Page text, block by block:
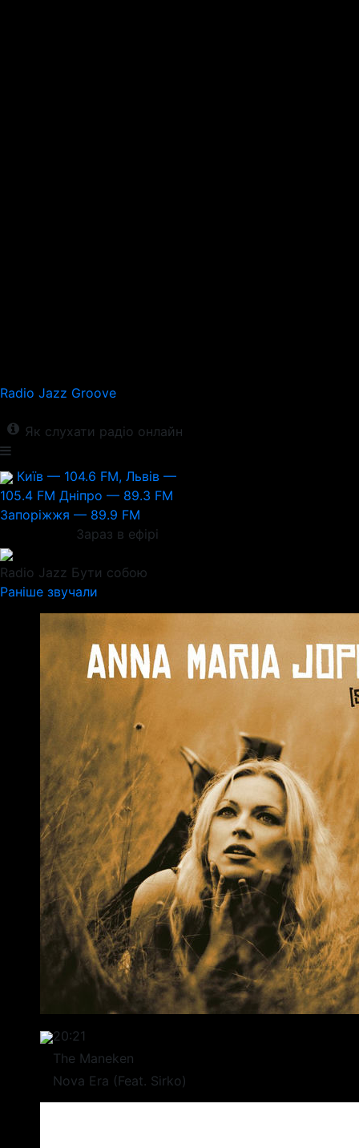
Radio Jazz Groove
Як слухати радіо онлайн
Київ — 104.6 FM, Львів —
105.4 FM Дніпро — 89.3 FM
Запоріжжя — 89.9 FM
Зараз в ефірі
Radio Jazz Бути собою
Раніше звучали
20:21
The Maneken
Nova Era (Feat. Sirko)